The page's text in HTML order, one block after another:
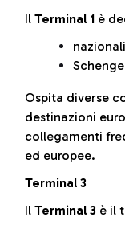
Il Terminal 1 è
nazionali
Ospita diverse
destinazioni
collegamenti
ed europee.
Terminal 3
Il Terminal 3 è il